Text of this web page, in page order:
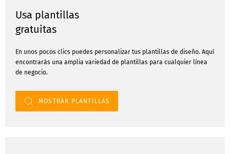
Usa plantillas
gratuitas
En unos pocos clics puedes personalizar tus plantillas de diseño. Aquí
encontrarás una amplia variedad de plantillas para cualquier línea
de negocio.
MOSTRAR PLANTILLAS